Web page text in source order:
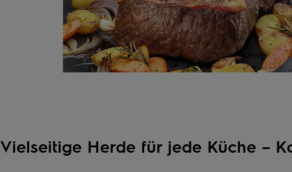
Vielseitige Herde für jede Küche –